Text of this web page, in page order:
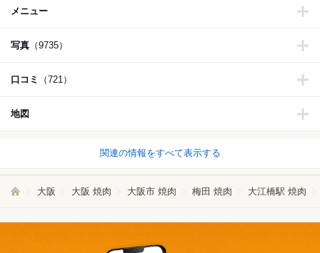
メニュー
写真 （9735）
口コミ （721）
地図
関連の情報をすべて表示する
大阪 大阪 焼肉 大阪市 焼肉 梅田 焼肉 大江橋駅 焼肉